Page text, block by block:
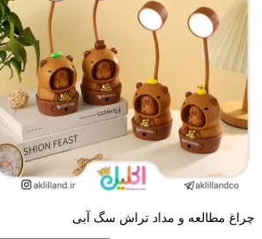
چراغ مطالعه و مداد تراش سگ آبی